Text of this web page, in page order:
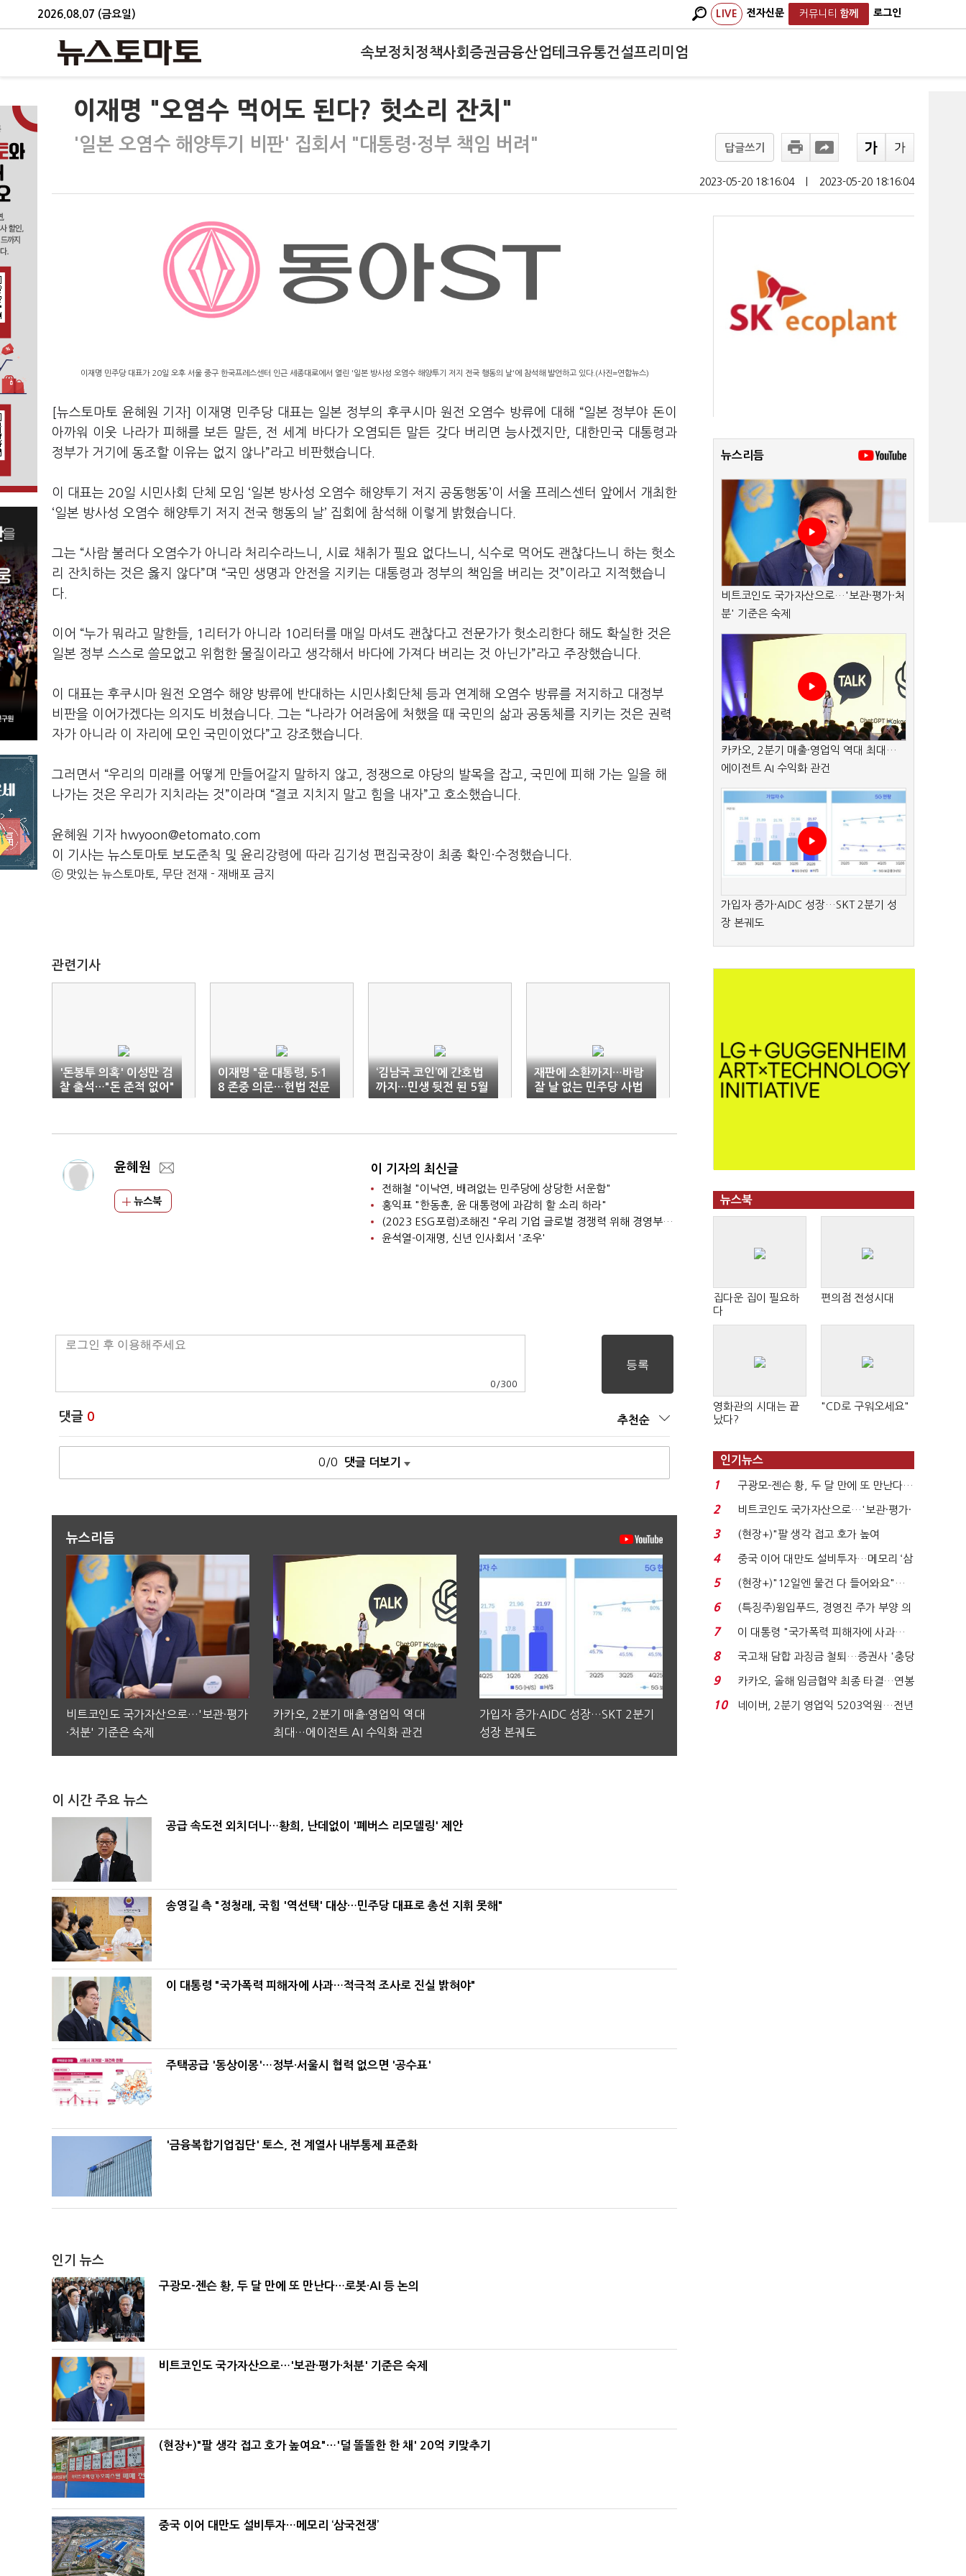
2026.08.07 (금요일) LIVE 전자신문 커뮤니티 함께 로그인
속보정치 정책사회 증권금융산업테크유통건설프리미엄
이재명 "오염수 먹어도 된다? 헛소리 잔치"
'일본 오염수 해양투기 비판' 집회서 "대통령·정부 책임 버려" 답글쓰기
2023-05-20 18:16:04 2023-05-20 18:16:04
이재명 민주당 대표가 20일 오후 서울 중구 한국프레스센터 인근 세종대로에서 열린 '일본 방사성 오염수 해양투기 저지 전국 행동의 날'에 참석해 발언하고 있다.(사진=연합뉴스)
[뉴스토마토 윤혜원 기자] 이재명 민주당 대표는 일본 정부의 후쿠시마 원전 오염수 방류에 대해 “일본 정부야 돈이
아까워 이웃 나라가 피해를 보든 말든, 전 세계 바다가 오염되든 말든 갖다 버리면 능사겠지만, 대한민국 대통령과
정부가 거기에 동조할 이유는 없지 않나”라고 비판했습니다.
이 대표는 20일 시민사회 단체 모임 ‘일본 방사성 오염수 해양투기 저지 공동행동’이 서울 프레스센터 앞에서 개최한
‘일본 방사성 오염수 해양투기 저지 전국 행동의 날’ 집회에 참석해 이렇게 밝혔습니다.
그는 “사람 불러다 오염수가 아니라 처리수라느니, 시료 채취가 필요 없다느니, 식수로 먹어도 괜찮다느니 하는 헛소
리 잔치하는 것은 옳지 않다”며 “국민 생명과 안전을 지키는 대통령과 정부의 책임을 버리는 것”이라고 지적했습니
다.
이어 “누가 뭐라고 말한들, 1리터가 아니라 10리터를 매일 마셔도 괜찮다고 전문가가 헛소리한다 해도 확실한 것은
일본 정부 스스로 쓸모없고 위험한 물질이라고 생각해서 바다에 가져다 버리는 것 아닌가”라고 주장했습니다.
이 대표는 후쿠시마 원전 오염수 해양 방류에 반대하는 시민사회단체 등과 연계해 오염수 방류를 저지하고 대정부
비판을 이어가겠다는 의지도 비쳤습니다. 그는 “나라가 어려움에 처했을 때 국민의 삶과 공동체를 지키는 것은 권력
자가 아니라 이 자리에 모인 국민이었다”고 강조했습니다.
그러면서 “우리의 미래를 어떻게 만들어갈지 말하지 않고, 정쟁으로 야당의 발목을 잡고, 국민에 피해 가는 일을 해
나가는 것은 우리가 지치라는 것”이라며 “결코 지치지 말고 힘을 내자”고 호소했습니다.
윤혜원 기자 hwyoon@etomato.com
이 기사는 뉴스토마토 보도준칙 및 윤리강령에 따라 김기성 편집국장이 최종 확인·수정했습니다.
ⓒ 맛있는 뉴스토마토, 무단 전재 - 재배포 금지
관련기사
'돈봉투 의혹' 이성만 검
찰 출석…"돈 준적 없어"
이재명 "윤 대통령, 5·1
8 존중 의문…헌법 전문
수록 정략적 활용"
‘김남국 코인’에 간호법
까지…민생 뒷전 된 5월
임시국회
재판에 소환까지…바람
잘 날 없는 민주당 사법
리스크
윤혜원
뉴스북
이 기자의 최신글
전해철 "이낙연, 배려없는 민주당에 상당한 서운함"
홍익표 "한동훈, 윤 대통령에 과감히 할 소리 하라"
(2023 ESG포럼)조해진 "우리 기업 글로벌 경쟁력 위해 경영부담 최소화해야"
윤석열-이재명, 신년 인사회서 '조우'
0 /300
댓글 0 추천순
0/0 댓글 더보기
뉴스리듬
비트코인도 국가자산으로…'보관·평가
·처분' 기준은 숙제
카카오, 2분기 매출·영업익 역대
최대…에이전트 AI 수익화 관건
가입자 증가·AIDC 성장…SKT 2분기
성장 본궤도
이 시간 주요 뉴스
공급 속도전 외치더니…황희, 난데없이 '폐버스 리모델링' 제안
송영길 측 "정청래, 국힘 '역선택' 대상…민주당 대표로 총선 지휘 못해"
이 대통령 "국가폭력 피해자에 사과…적극적 조사로 진실 밝혀야"
주택공급 '동상이몽'…정부·서울시 협력 없으면 '공수표'
'금융복합기업집단' 토스, 전 계열사 내부통제 표준화
인기 뉴스
구광모-젠슨 황, 두 달 만에 또 만난다…로봇·AI 등 논의
비트코인도 국가자산으로…'보관·평가·처분' 기준은 숙제
(현장+)"팔 생각 접고 호가 높여요"…'덜 똘똘한 한 채' 20억 키맞추기
중국 이어 대만도 설비투자…메모리 ‘삼국전쟁’
뉴스리듬
비트코인도 국가자산으로…'보관·평가·처
분' 기준은 숙제
카카오, 2분기 매출·영업익 역대 최대…
에이전트 AI 수익화 관건
가입자 증가·AIDC 성장…SKT 2분기 성
장 본궤도
뉴스북
집다운 집이 필요하
다
편의점 전성시대
영화관의 시대는 끝
났다?
"CD로 구워오세요"
인기뉴스
1
구광모-젠슨 황, 두 달 만에 또 만난다…
로봇·AI 등 논...
2
비트코인도 국가자산으로…'보관·평가·
처분' 기준은 ...
3
(현장+)"팔 생각 접고 호가 높여
요"…'덜 똘똘한 한 채' 20...
4
중국 이어 대만도 설비투자…메모리 ‘삼
국전쟁’
5
(현장+)"12일엔 물건 다 들어와요"…
빈 매대 채우며 문 연 ...
6
(특징주)윙입푸드, 경영진 주가 부양 의
지에 상한가...
7
이 대통령 "국가폭력 피해자에 사과…
적극적 조사로 진...
8
국고채 담합 과징금 철퇴…증권사 '충당
금 폭탄' 우려...
9
카카오, 올해 임금협약 최종 타결…연봉
6.3% 인상·격려...
10
네이버, 2분기 영업익 5203억원…전년